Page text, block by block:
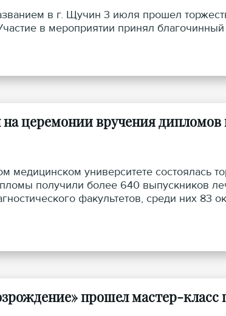
в г. Щучин 3 июля прошел
в мероприятии принял
церемонии вручения
медицинском университете состоялась
получили более 640 выпускников
факультетов, среди них 83
прошел мастер-класс